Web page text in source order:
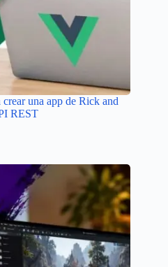
una app de Rick and
REST